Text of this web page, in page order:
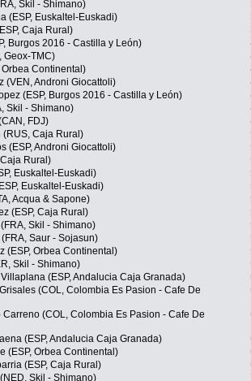
Skil - Shimano)
(ESP, Euskaltel-Euskadi)
Caja Rural)
Burgos 2016 - Castilla y León)
Geox-TMC)
Continental)
(VEN, Androni Giocattoli)
(ESP, Burgos 2016 - Castilla y León)
Skil - Shimano)
FDJ)
Caja Rural)
(ESP, Androni Giocattoli)
Rural)
Euskaltel-Euskadi)
Euskaltel-Euskadi)
Acqua & Sapone)
(ESP, Caja Rural)
Skil - Shimano)
Saur - Sojasun)
(ESP, Orbea Continental)
Skil - Shimano)
(ESP, Andalucia Caja Granada)
(COL, Colombia Es Pasion - Cafe De
(COL, Colombia Es Pasion - Cafe De
(ESP, Andalucia Caja Granada)
(ESP, Orbea Continental)
(ESP, Caja Rural)
Skil - Shimano)